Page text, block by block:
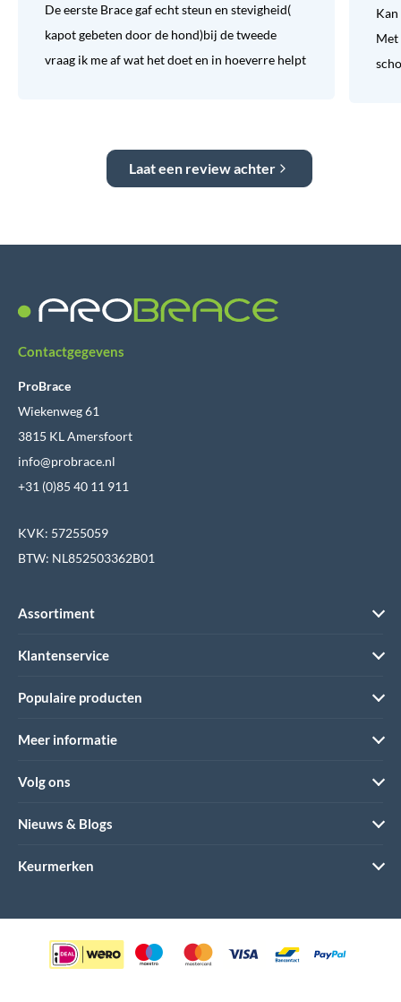
De eerste Brace gaf echt steun en stevigheid(
kapot gebeten door de hond)bij de tweede
vraag ik me af wat het doet en in hoeverre helpt
Met
Laat een review achter
Contactgegevens
ProBrace
Wiekenweg 61
3815 KL Amersfoort
info@probrace.nl
+31 (0)85 40 11 911
KVK: 57255059
BTW: NL852503362B01
Assortiment
Klantenservice
Populaire producten
Meer informatie
Volg ons
Nieuws & Blogs
Keurmerken